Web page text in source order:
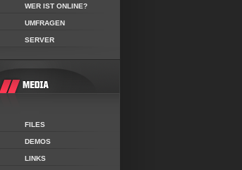
WER IST ONLINE?
UMFRAGEN
SERVER
FILES
DEMOS
LINKS